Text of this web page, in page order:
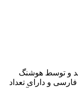
و توسط هوشنگ
و دارای تعداد